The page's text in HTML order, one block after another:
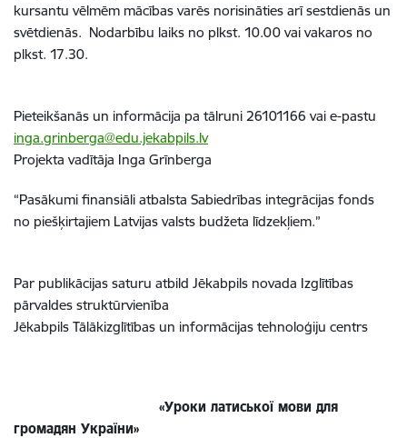
kursantu vēlmēm mācības varēs norisināties arī sestdienās un
svētdienās. Nodarbību laiks no plkst. 10.00 vai vakaros no
plkst. 17.30.
Pieteikšanās un informācija pa tālruni 26101166 vai e-pastu
inga.grinberga@edu.jekabpils.lv
Projekta vadītāja Inga Grīnberga
“Pasākumi finansiāli atbalsta Sabiedrības integrācijas fonds
no piešķirtajiem Latvijas valsts budžeta līdzekļiem.”
Par publikācijas saturu atbild Jēkabpils novada Izglītības
pārvaldes struktūrvienība
Jēkabpils Tālākizglītības un informācijas tehnoloģiju centrs
«Уроки латиської мови для
громадян України»